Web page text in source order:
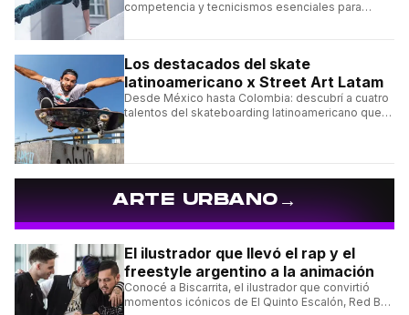
competencia y tecnicismos esenciales para
Los destacados del skate
latinoamericano x Street Art Latam
Desde México hasta Colombia: descubrí a cuatro
talentos del skateboarding latinoamericano que
ARTE URBANO→
El ilustrador que llevó el rap y el
freestyle argentino a la animación
Conocé a Biscarrita, el ilustrador que convirtió
momentos icónicos de El Quinto Escalón, Red Bull